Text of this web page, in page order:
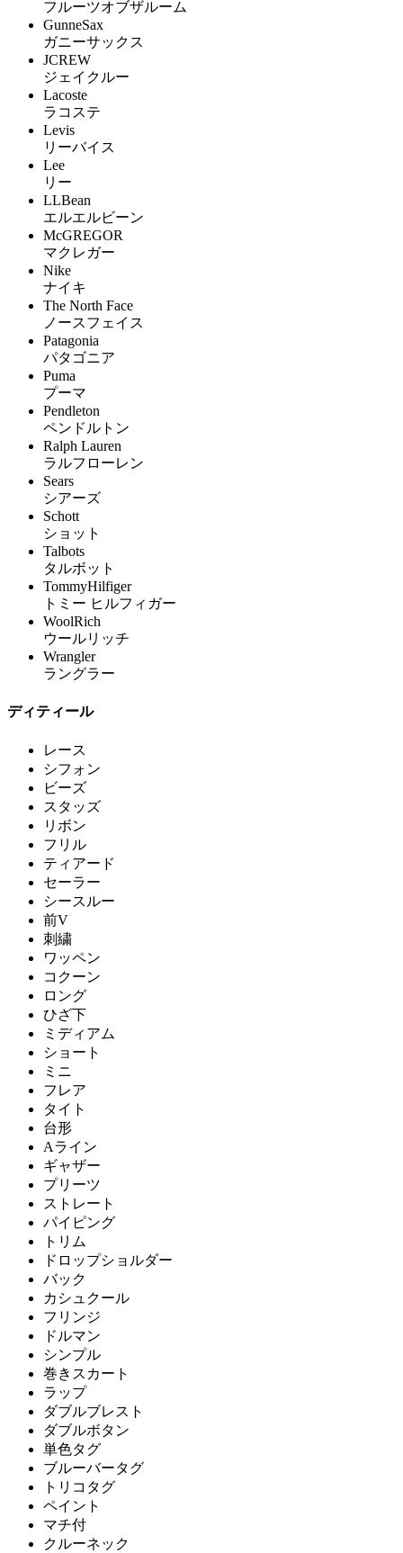
フルーツオブザルーム
GunneSax
ガニーサックス
JCREW
ジェイクルー
Lacoste
ラコステ
Levis
リーバイス
Lee
リー
LLBean
エルエルビーン
McGREGOR
マクレガー
Nike
ナイキ
The North Face
ノースフェイス
Patagonia
パタゴニア
Puma
プーマ
Pendleton
ペンドルトン
Ralph Lauren
ラルフローレン
Sears
シアーズ
Schott
ショット
Talbots
タルボット
TommyHilfiger
トミー ヒルフィガー
WoolRich
ウールリッチ
Wrangler
ラングラー
ディティール
レース
シフォン
ビーズ
スタッズ
リボン
フリル
ティアード
セーラー
シースルー
前V
刺繍
ワッペン
コクーン
ロング
ひざ下
ミディアム
ショート
ミニ
フレア
タイト
台形
Aライン
ギャザー
プリーツ
ストレート
パイピング
トリム
ドロップショルダー
バック
カシュクール
フリンジ
ドルマン
シンプル
巻きスカート
ラップ
ダブルブレスト
ダブルボタン
単色タグ
ブルーバータグ
トリコタグ
ペイント
マチ付
クルーネック